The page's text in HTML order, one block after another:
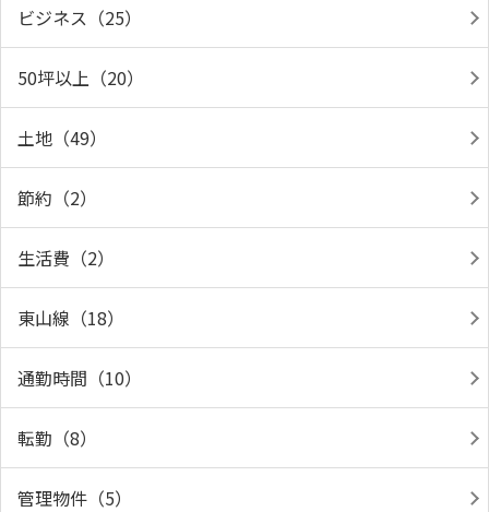
ビジネス（25）
50坪以上（20）
土地（49）
節約（2）
生活費（2）
東山線（18）
通勤時間（10）
転勤（8）
管理物件（5）